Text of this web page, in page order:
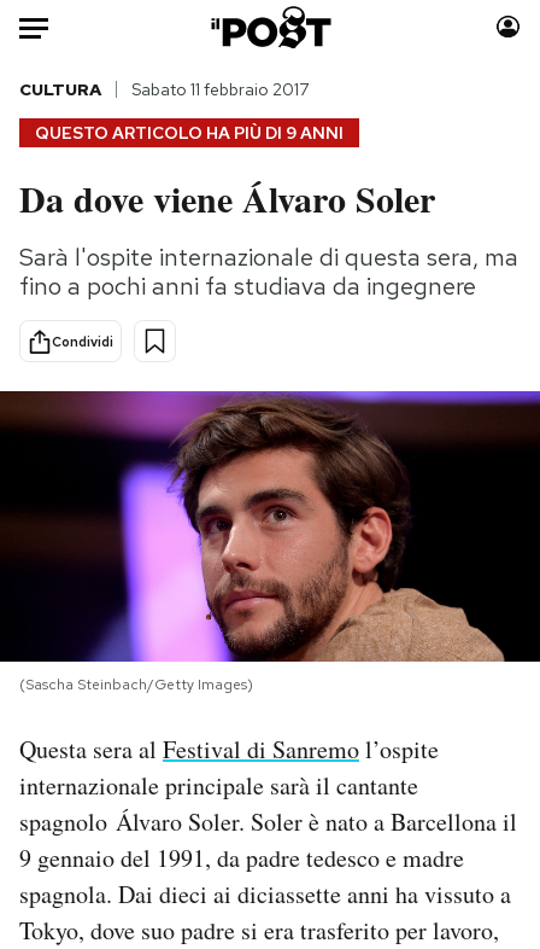
Auto
HOME
Italia
Politica
Tecnologia
Internet
Economia
Moda
Consumismi
Storie/Idee
Europa
Altrecose
Mondiali calcio 2026
PODCAST
NEWSLETTER
I MIEI PREFERITI
SHOP
CALENDARIO
QUESTO ARTICOLO HA PIÙ DI 9 ANNI
CULTURA Sabato 11 febbraio 2017
Da dove viene Álvaro Soler
Sarà l'ospite internazionale di questa sera, ma
fino a pochi anni fa studiava da ingegnere
Condividi
(Sascha Steinbach/Getty Images)
Questa sera al Festival di Sanremol’ospite
internazionale principale sarà il cantante
spagnolo Álvaro Soler. Soler è nato a Barcellona il
9 gennaio del 1991, da padre tedesco e madre
spagnola. Dai dieci ai diciassette anni ha vissuto a
Tokyo, dove suo padre si era trasferito per lavoro,